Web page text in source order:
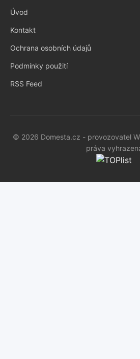
Úvod
Kontakt
Ochrana osobních údajů
Podmínky použití
RSS Feed
© 2026 Domesta.cz - provozovatel
práva